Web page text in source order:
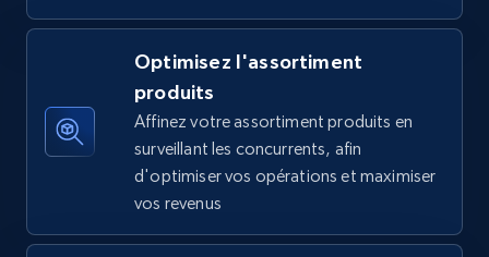
875+ Commencer
Walmart - products - Collects products by
Specifications, Image urls, Top reviews, and
Optimisez l'assortiment
produits
Affinez votre assortiment produits en
surveillant les concurrents, afin
d'optimiser vos opérations et maximiser
vos revenus